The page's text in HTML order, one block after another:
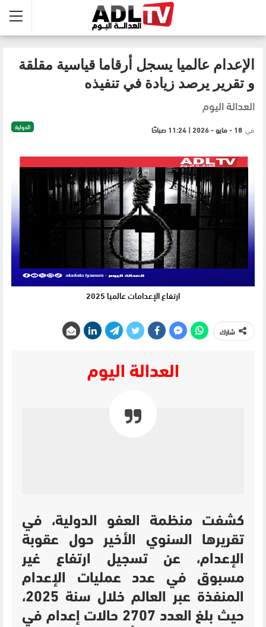
الإعدام عالميا يسجل أرقاما قياسية مقلقة
و تقرير يرصد زيادة في تنفيذه
العدالة اليوم
الدولية في 18 - مايو - 2026 | 11:24 صباحًا
ارتفاع الإعدامات عالميا 2025
شارك
العدالة اليوم
كشفت منظمة العفو الدولية، في
تقريرها السنوي الأخير حول عقوبة
الإعدام، عن تسجيل ارتفاع غير
مسبوق في عدد عمليات الإعدام
المنفذة عبر العالم خلال سنة 2025،
حيث بلغ العدد 2707 حالات إعدام في